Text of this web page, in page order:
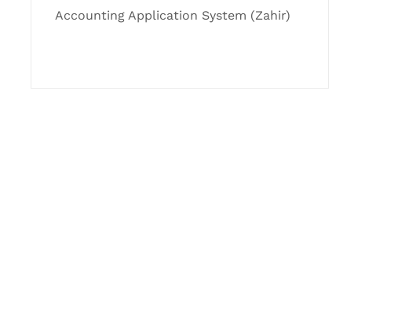
Accounting Application System (Zahir)